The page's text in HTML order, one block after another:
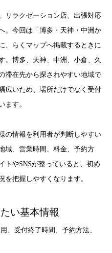
リラクゼーション店、出張対応
。今回は「博多・天神・中洲か
、らくマップへ掲載するときに
。博多、天神、中洲、小倉、久
滞在先から探されやすい地域で
広いため、場所だけでなく受付
ます。
の情報を利用者が判断しやすい
域、営業時間、料金、予約方
トやSNSが整っていると、初め
を把握しやすくなります。
い基本情報
、受付終了時間、予約方法、